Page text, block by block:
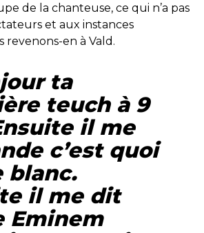
de la chanteuse, ce qui n’a pas
et aux instances
revenons-en à Vald.
ta
teuch à 9
il me
c’est quoi
blanc.
il me dit
Eminem